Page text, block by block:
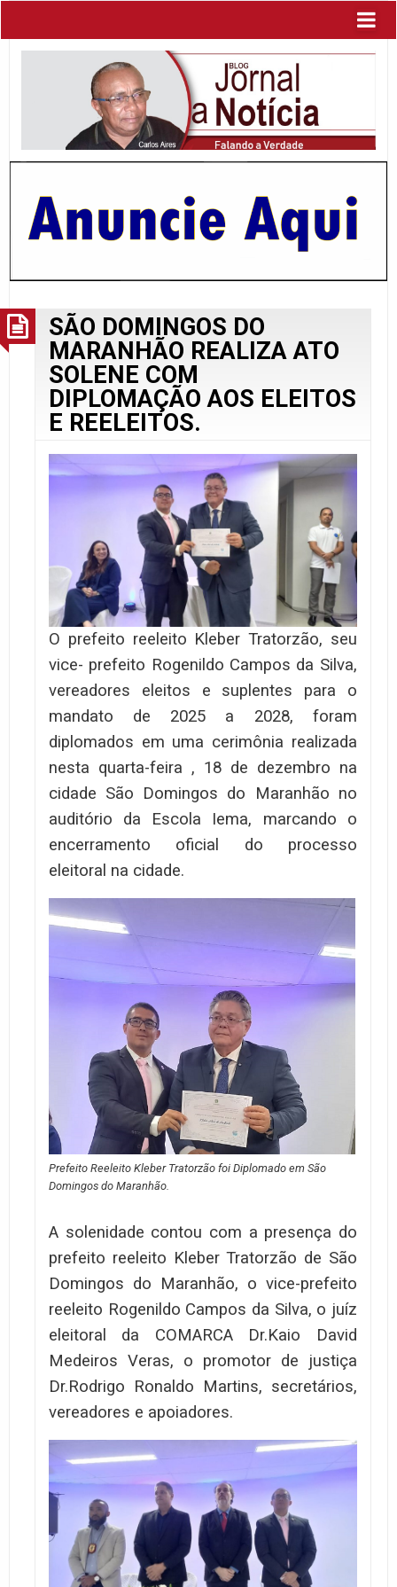
SÃO DOMINGOS DO
MARANHÃO REALIZA ATO
SOLENE COM
DIPLOMAÇÃO AOS ELEITOS
E REELEITOS.
O prefeito reeleito Kleber Tratorzão, seu
vice- prefeito Rogenildo Campos da Silva,
vereadores eleitos e suplentes para o
mandato de 2025 a 2028, foram
diplomados em uma cerimônia realizada
nesta quarta-feira , 18 de dezembro na
cidade São Domingos do Maranhão no
auditório da Escola Iema, marcando o
encerramento oficial do processo
eleitoral na cidade.
Prefeito Reeleito Kleber Tratorzão foi Diplomado em São
Domingos do Maranhão.
A solenidade contou com a presença do
prefeito reeleito Kleber Tratorzão de São
Domingos do Maranhão, o vice-prefeito
reeleito Rogenildo Campos da Silva, o juíz
eleitoral da COMARCA Dr.Kaio David
Medeiros Veras, o promotor de justiça
Dr.Rodrigo Ronaldo Martins, secretários,
vereadores e apoiadores.